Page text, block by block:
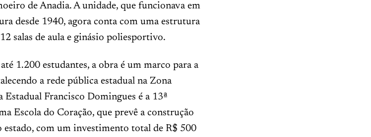
de Anadia. A unidade, que funcionava em
desde 1940, agora conta com uma estrutura
salas de aula e ginásio poliesportivo.
1.200 estudantes, a obra é um marco para a
a rede pública estadual na Zona
Estadual Francisco Domingues é a 13ª
Escola do Coração, que prevê a construção
estado, com um investimento total de R$ 500